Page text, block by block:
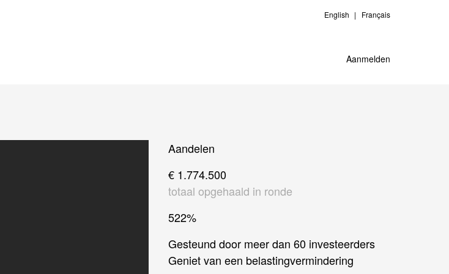
English Français
Aanmelden
Aandelen
€ 1.774.500
totaal opgehaald in ronde
522%
Gesteund door meer dan 60 investeerders
Geniet van een belastingvermindering